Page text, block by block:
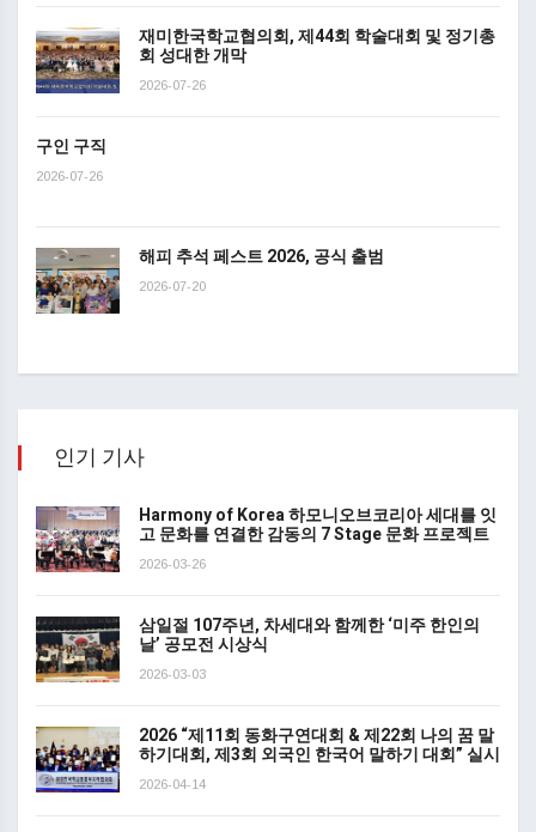
재미한국학교협의회, 제44회 학술대회 및 정기총
회 성대한 개막
2026-07-26
구인 구직
2026-07-26
해피 추석 페스트 2026, 공식 출범
2026-07-20
인기 기사
Harmony of Korea 하모니오브코리아 세대를 잇
고 문화를 연결한 감동의 7 Stage 문화 프로젝트
2026-03-26
삼일절 107주년, 차세대와 함께한 ‘미주 한인의
날’ 공모전 시상식
2026-03-03
2026 “제11회 동화구연대회 & 제22회 나의 꿈 말
하기대회, 제3회 외국인 한국어 말하기 대회” 실시
2026-04-14